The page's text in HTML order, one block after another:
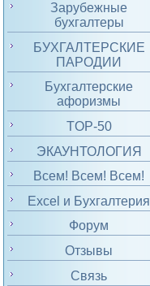
Зарубежные
бухгалтеры
БУХГАЛТЕРСКИЕ
ПАРОДИИ
Бухгалтерские
афоризмы
TOP-50
ЭКАУНТОЛОГИЯ
Всем! Всем! Всем!
Excel и Бухгалтерия
Форум
Отзывы
Связь